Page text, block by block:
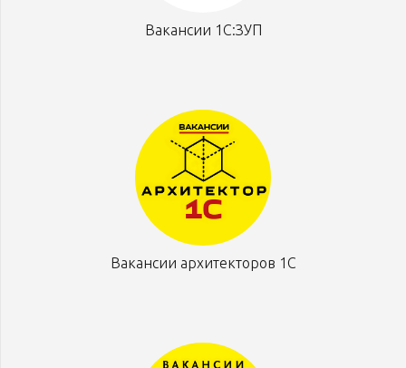
Вакансии 1С:ЗУП
Вакансии архитекторов 1С